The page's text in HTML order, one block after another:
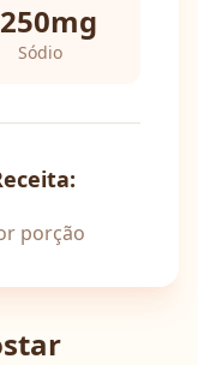
mg
Sódio
porção